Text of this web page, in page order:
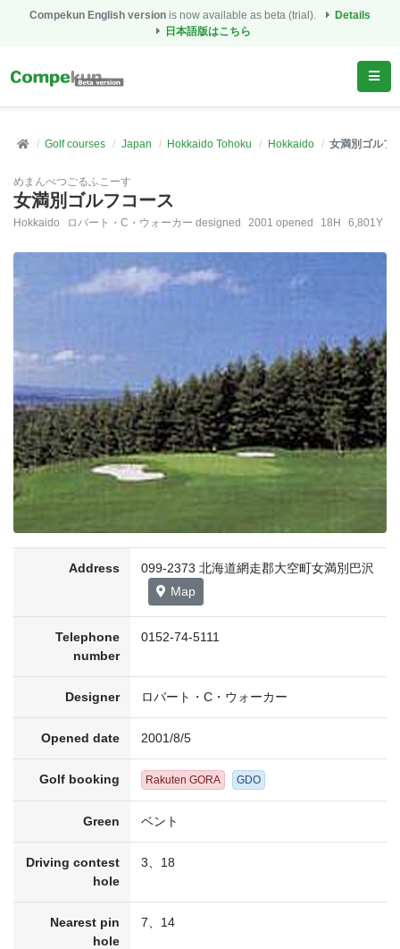
Compekun English version is now available as beta (trial).
Details
日本語版はこちら
Golf courses Japan Hokkaido Tohoku Hokkaido 女満別ゴルフ
めまんべつごるふこーす
女満別ゴルフコース
Hokkaido ロバート・C・ウォーカー designed 2001 opened 18H 6,801Y
Address
099-2373 北海道網走郡大空町女満別巴沢
Map
Telephone
number
0152-74-5111
Designer ロバート・C・ウォーカー
Opened date 2001/8/5
Golf booking Rakuten GORA GDO
Green ベント
Driving contest
hole
3、18
Nearest pin
hole
7、14